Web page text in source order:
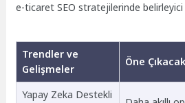
e-ticaret SEO stratejilerinde belirleyici
Trendler ve
Gelişmeler
Öne
Yapay Zeka Destekli